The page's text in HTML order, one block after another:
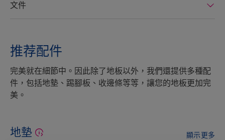
文件
推荐配件
完美就在細節中。因此除了地板以外，我們還提供多種配
件，包括地墊、踢腳板、收邊條等等，讓您的地板更加完
美。
地墊 顯示更多